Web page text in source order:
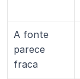
A fonte
parece
fraca